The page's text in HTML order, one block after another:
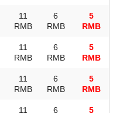
11
RMB
6
RMB
5
RMB
11
RMB
6
RMB
5
RMB
11
RMB
6
RMB
5
RMB
11
6
5